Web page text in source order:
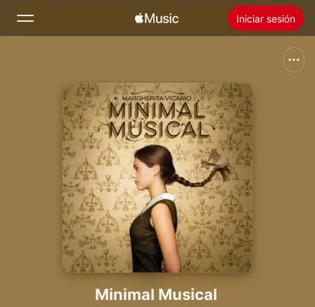
Iniciar sesión
Novedades
Radio
Instalar Apple Music
Minimal Musical